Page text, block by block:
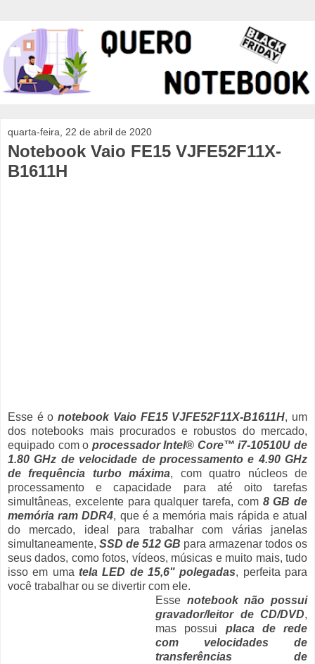
quarta-feira, 22 de abril de 2020
Notebook Vaio FE15 VJFE52F11X-
B1611H
Esse é onotebook Vaio FE15 VJFE52F11X-B1611H, um
dos notebooks mais procurados e robustos do mercado,
equipado com o processador Intel® Core™ i7-10510U de
1.80 GHz de velocidade de processamento e 4.90 GHz
de frequência turbo máxima, com quatro núcleos de
processamento e capacidade para até oito tarefas
simultâneas, excelente para qualquer tarefa, com 8 GB de
memória ram DDR4, que é a memória mais rápida e atual
do mercado, ideal para trabalhar com várias janelas
simultaneamente, SSD de 512 GB para armazenar todos os
seus dados, como fotos, vídeos, músicas e muito mais, tudo
isso em uma tela LED de 15,6" polegadas, perfeita para
você trabalhar ou se divertir com ele.
Esse notebook não possui
gravador/leitor de CD/DVD,
mas possui placa de rede
com velocidades de
transferências de